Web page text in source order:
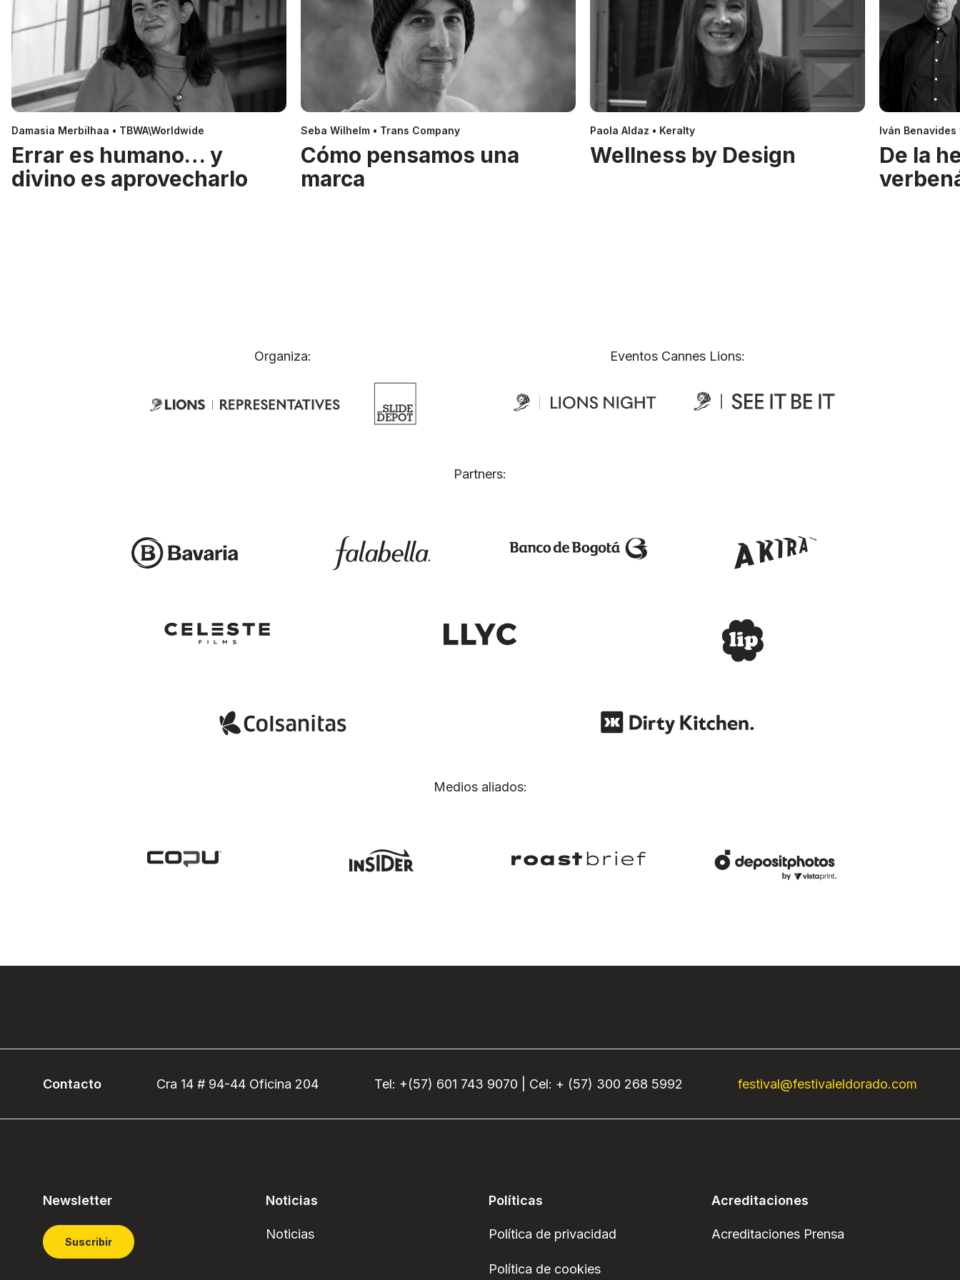
Damasia Merbilhaa • TBWA\Worldwide
Errar es humano… y
divino es aprovecharlo
Seba Wilhelm • Trans Company
Cómo pensamos una
marca
Paola Aldaz • Keralty
Wellness by Design
Iván
De la
Organiza: Eventos Cannes Lions:
Partners:
Medios aliados:
Contacto Cra 14 # 94-44 Oficina 204 Tel: +(57) 601 743 9070 | Cel: + (57) 300 268 5992 festival@festivaleldorado.com
Newsletter
Suscribir
Noticias
Noticias
Políticas
Política de privacidad
Política de cookies
Acreditaciones
Acreditaciones Prensa